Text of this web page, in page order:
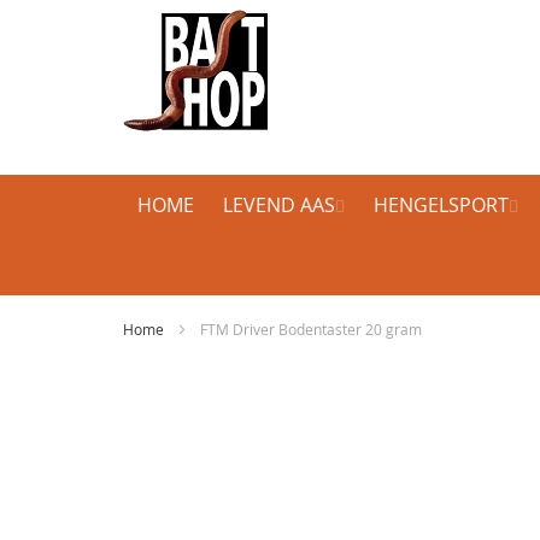
HOME LEVEND AAS HENGELSPORT
Home FTM Driver Bodentaster 20 gram